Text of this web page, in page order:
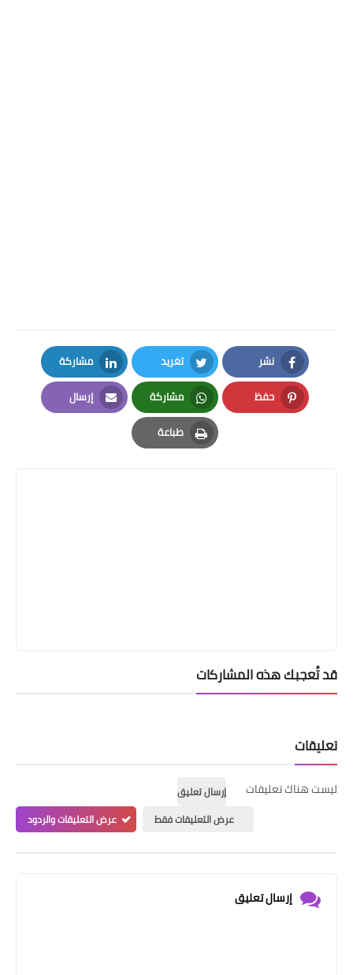
نشر
Facebook
تغريد
Twitter
مشاركة
LinkedIn
حفظ
Pinterest
مشاركة
Whatsapp
إرسال
Email
طباعة
Print
قد تُعجبك هذه المشاركات
تعليقات
ليست هناك تعليقات
إرسال تعليق
عرض التعليقات فقط
عرض التعليقات والردود
إرسال تعليق